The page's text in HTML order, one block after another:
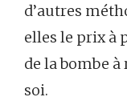
d’autres
elles le prix à
de la bombe
soi.